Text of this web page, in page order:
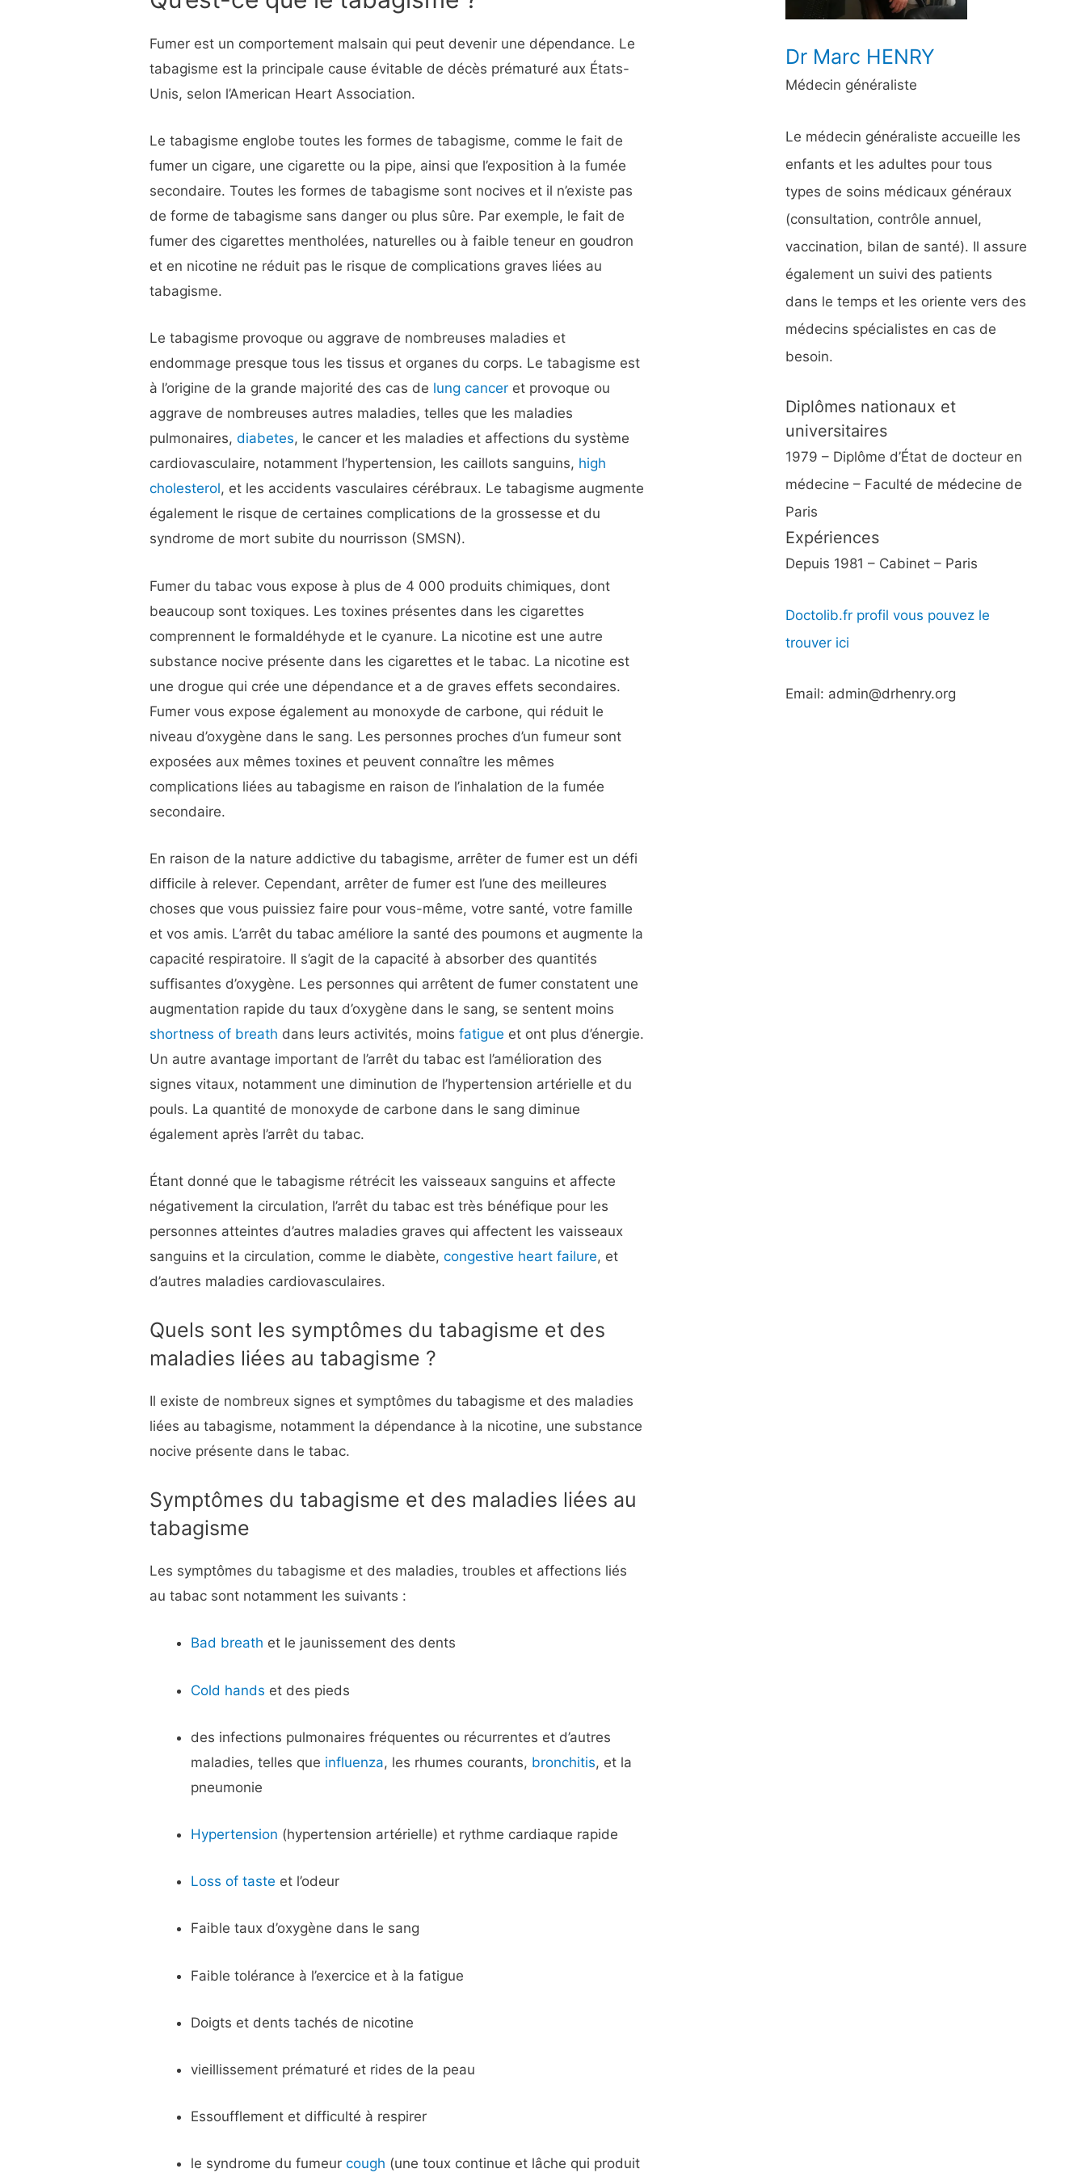
Fumer est un comportement malsain qui peut devenir une dépendance. Le
tabagisme est la principale cause évitable de décès prématuré aux États-
Unis, selon l’American Heart Association.
Le tabagisme englobe toutes les formes de tabagisme, comme le fait de
fumer un cigare, une cigarette ou la pipe, ainsi que l’exposition à la fumée
secondaire. Toutes les formes de tabagisme sont nocives et il n’existe pas
de forme de tabagisme sans danger ou plus sûre. Par exemple, le fait de
fumer des cigarettes mentholées, naturelles ou à faible teneur en goudron
et en nicotine ne réduit pas le risque de complications graves liées au
tabagisme.
Le tabagisme provoque ou aggrave de nombreuses maladies et
endommage presque tous les tissus et organes du corps. Le tabagisme est
à l’origine de la grande majorité des cas de lung cancer et provoque ou
aggrave de nombreuses autres maladies, telles que les maladies
pulmonaires,diabetes, le cancer et les maladies et affections du système
cardiovasculaire, notamment l’hypertension, les caillots sanguins, high
cholesterol, et les accidents vasculaires cérébraux. Le tabagisme augmente
également le risque de certaines complications de la grossesse et du
syndrome de mort subite du nourrisson (SMSN).
Fumer du tabac vous expose à plus de 4 000 produits chimiques, dont
beaucoup sont toxiques. Les toxines présentes dans les cigarettes
comprennent le formaldéhyde et le cyanure. La nicotine est une autre
substance nocive présente dans les cigarettes et le tabac. La nicotine est
une drogue qui crée une dépendance et a de graves effets secondaires.
Fumer vous expose également au monoxyde de carbone, qui réduit le
niveau d’oxygène dans le sang. Les personnes proches d’un fumeur sont
exposées aux mêmes toxines et peuvent connaître les mêmes
complications liées au tabagisme en raison de l’inhalation de la fumée
secondaire.
En raison de la nature addictive du tabagisme, arrêter de fumer est un défi
difficile à relever. Cependant, arrêter de fumer est l’une des meilleures
choses que vous puissiez faire pour vous-même, votre santé, votre famille
et vos amis. L’arrêt du tabac améliore la santé des poumons et augmente la
capacité respiratoire. Il s’agit de la capacité à absorber des quantités
suffisantes d’oxygène. Les personnes qui arrêtent de fumer constatent une
augmentation rapide du taux d’oxygène dans le sang, se sentent moins
shortness of breath dans leurs activités, moinsfatigue et ont plus d’énergie.
Un autre avantage important de l’arrêt du tabac est l’amélioration des
signes vitaux, notamment une diminution de l’hypertension artérielle et du
pouls. La quantité de monoxyde de carbone dans le sang diminue
également après l’arrêt du tabac.
Étant donné que le tabagisme rétrécit les vaisseaux sanguins et affecte
négativement la circulation, l’arrêt du tabac est très bénéfique pour les
personnes atteintes d’autres maladies graves qui affectent les vaisseaux
sanguins et la circulation, comme le diabète,congestive heart failure, et
d’autres maladies cardiovasculaires.
Quels sont les symptômes du tabagisme et des
maladies liées au tabagisme ?
Il existe de nombreux signes et symptômes du tabagisme et des maladies
liées au tabagisme, notamment la dépendance à la nicotine, une substance
nocive présente dans le tabac.
Symptômes du tabagisme et des maladies liées au
tabagisme
Les symptômes du tabagisme et des maladies, troubles et affections liés
au tabac sont notamment les suivants :
Bad breath et le jaunissement des dents
Cold hands et des pieds
des infections pulmonaires fréquentes ou récurrentes et d’autres
maladies, telles que influenza, les rhumes courants, bronchitis, et la
pneumonie
Hypertension (hypertension artérielle) et rythme cardiaque rapide
Loss of taste et l’odeur
Faible taux d’oxygène dans le sang
Faible tolérance à l’exercice et à la fatigue
Doigts et dents tachés de nicotine
vieillissement prématuré et rides de la peau
Essoufflement et difficulté à respirer
le syndrome du fumeurcough (une toux continue et lâche qui produit
Dr Marc HENRY
Médecin généraliste
Le médecin généraliste accueille les
enfants et les adultes pour tous
types de soins médicaux généraux
(consultation, contrôle annuel,
vaccination, bilan de santé). Il assure
également un suivi des patients
dans le temps et les oriente vers des
médecins spécialistes en cas de
besoin.
Diplômes nationaux et
universitaires
1979 – Diplôme d’État de docteur en
médecine – Faculté de médecine de
Paris
Expériences
Depuis 1981 – Cabinet – Paris
Doctolib.fr profil vous pouvez le
trouver ici
Email: admin@drhenry.org